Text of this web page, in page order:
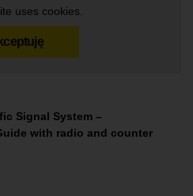
uses cookies.
Signal System –
with radio and counter